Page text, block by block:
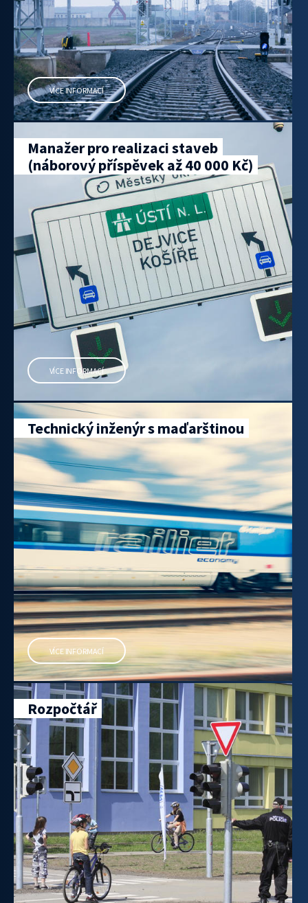
VÍCE INFORMACÍ
Manažer pro realizaci staveb
(náborový příspěvek až 40 000 Kč)
VÍCE INFORMACÍ
Technický inženýr s maďarštinou
VÍCE INFORMACÍ
Rozpočtář